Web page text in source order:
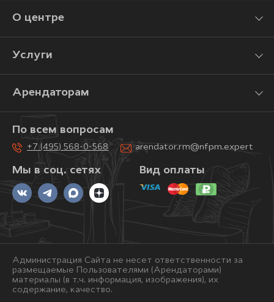
О центре
Услуги
Арендаторам
Мы в соц. сетях
По всем вопросам
+7 (495) 568-0-568 arendator.rm@nfpm.expert
Вид оплаты
Администрация Сайта не несет ответственности за
размещаемые Пользователями (Арендаторами)
материалы (в т.ч. информация, изображения), их
содержание, качество.